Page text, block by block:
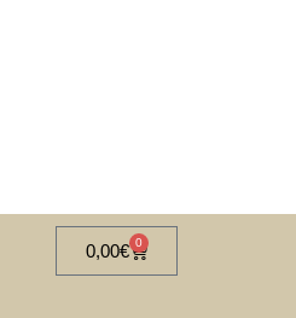
0,00€ 0